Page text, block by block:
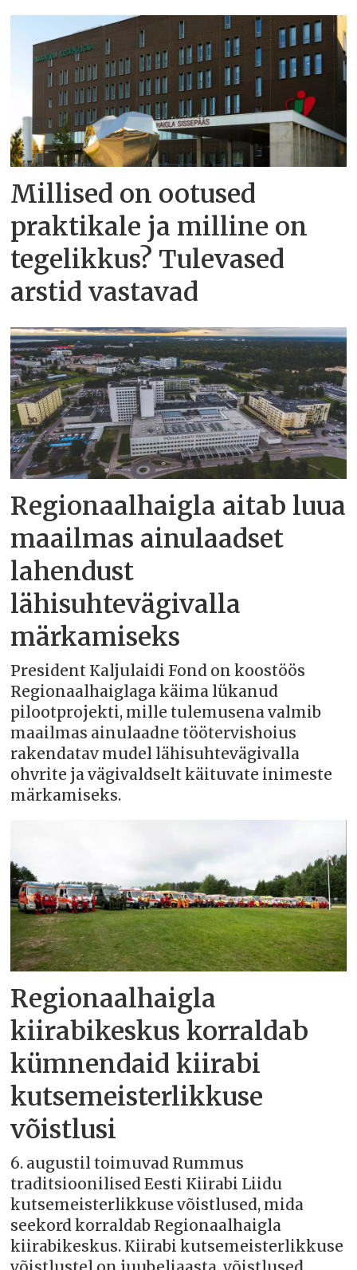
Millised on ootused
praktikale ja milline on
tegelikkus? Tulevased
arstid vastavad
Regionaalhaigla aitab luua
maailmas ainulaadset
lahendust
lähisuhtevägivalla
märkamiseks
President Kaljulaidi Fond on koostöös
Regionaalhaiglaga käima lükanud
pilootprojekti, mille tulemusena valmib
maailmas ainulaadne töötervishoius
rakendatav mudel lähisuhtevägivalla
ohvrite ja vägivaldselt käituvate inimeste
märkamiseks.
Regionaalhaigla
kiirabikeskus korraldab
kümnendaid kiirabi
kutsemeisterlikkuse
võistlusi
6. augustil toimuvad Rummus
traditsioonilised Eesti Kiirabi Liidu
kutsemeisterlikkuse võistlused, mida
seekord korraldab Regionaalhaigla
kiirabikeskus. Kiirabi kutsemeisterlikkuse